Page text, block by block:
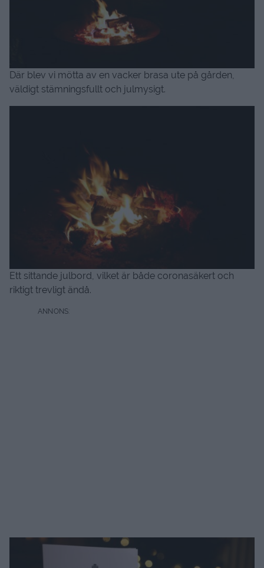
Där blev vi mötta av en vacker brasa ute på gården,
väldigt stämningsfullt och julmysigt.
Ett sittande julbord, vilket är både coronasäkert och
riktigt trevligt ändå.